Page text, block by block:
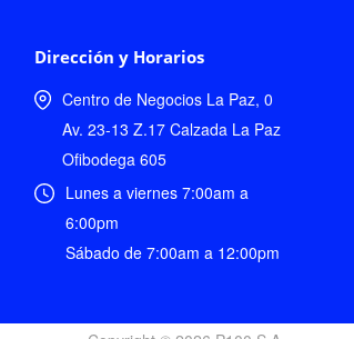
Dirección y Horarios
Centro de Negocios La Paz, 0
Av. 23-13 Z.17 Calzada La Paz
Ofibodega 605
Lunes a viernes 7:00am a
6:00pm
Sábado de 7:00am a 12:00pm